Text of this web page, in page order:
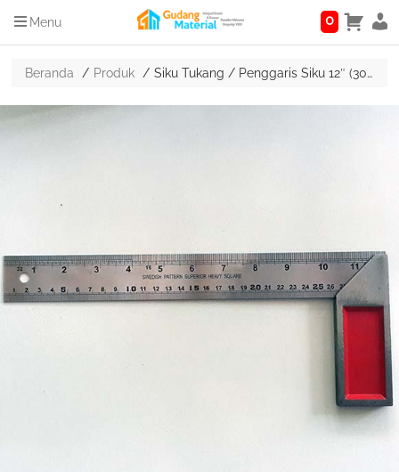
Menu 0
Beranda Produk Siku Tukang / Penggaris Siku 12″ (30cm) Ukuran Besar